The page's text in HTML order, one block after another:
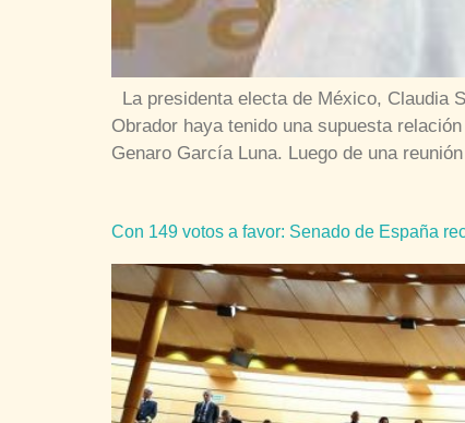
La presidenta electa de México, Claudia
Obrador haya tenido una supuesta
Genaro García Luna. Luego de una
Con 149 votos a favor: Senado de España